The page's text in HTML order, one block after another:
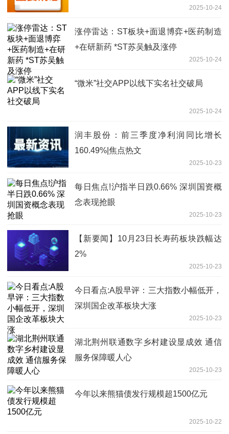
2025-10-24
涨停雷达：ST板块+面退博弈+医药制造
+在研新药 *ST苏吴触及涨停
2025-10-24
“微米”社交APP以线下实名社交破局
2025-10-24
润丰股份：前三季度净利润同比增长
160.49%|焦点热文
2025-10-23
每日焦点!沪指半日跌0.66% 深圳国资概
念表现抢眼
2025-10-23
【新要闻】10月23日长寿药板块跌幅达
2%
2025-10-23
今日看点:A股早评：三大指数小幅低开，
深圳国企改革板块大涨
2025-10-23
湖北荆州联通数字乡村建设显成效 通信
服务保障暖人心
2025-10-23
今年以来熊猫债发行规模超1500亿元
2025-10-22